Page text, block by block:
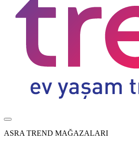
ASRA TREND MAĞAZALARI